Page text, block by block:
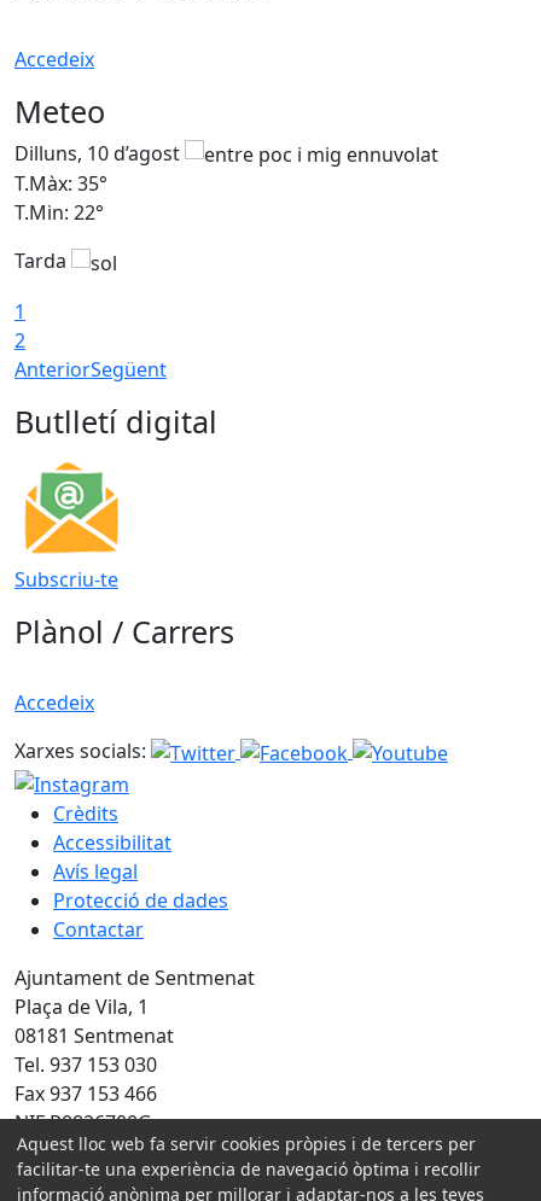
Accedeix
Meteo
Dilluns, 10 d’agost
T.Màx: 35°
T.Min: 22°
Tarda
1
2
AnteriorSegüent
Butlletí digital
Subscriu-te
Plànol / Carrers
Accedeix
Xarxes socials:
Crèdits
Accessibilitat
Avís legal
Protecció de dades
Contactar
Ajuntament de Sentmenat
Plaça de Vila, 1
08181 Sentmenat
Tel. 937 153 030
Fax 937 153 466
NIF P0826700G
Amb la col·laboració de:
Aquest lloc web fa servir cookies pròpies i de tercers per
facilitar-te una experiència de navegació òptima i recollir
informació anònima per millorar i adaptar-nos a les teves